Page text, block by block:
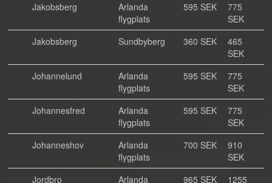
Jakobsberg
Arlanda
flygplats
595 SEK
775
SEK
Jakobsberg
Sundbyberg 360 SEK
465
SEK
Johannelund
Arlanda
flygplats
595 SEK
775
SEK
Johannesfred
Arlanda
flygplats
595 SEK
775
SEK
Johanneshov
Arlanda
flygplats
700 SEK
910
SEK
Jordbro
Arlanda
965 SEK
1255